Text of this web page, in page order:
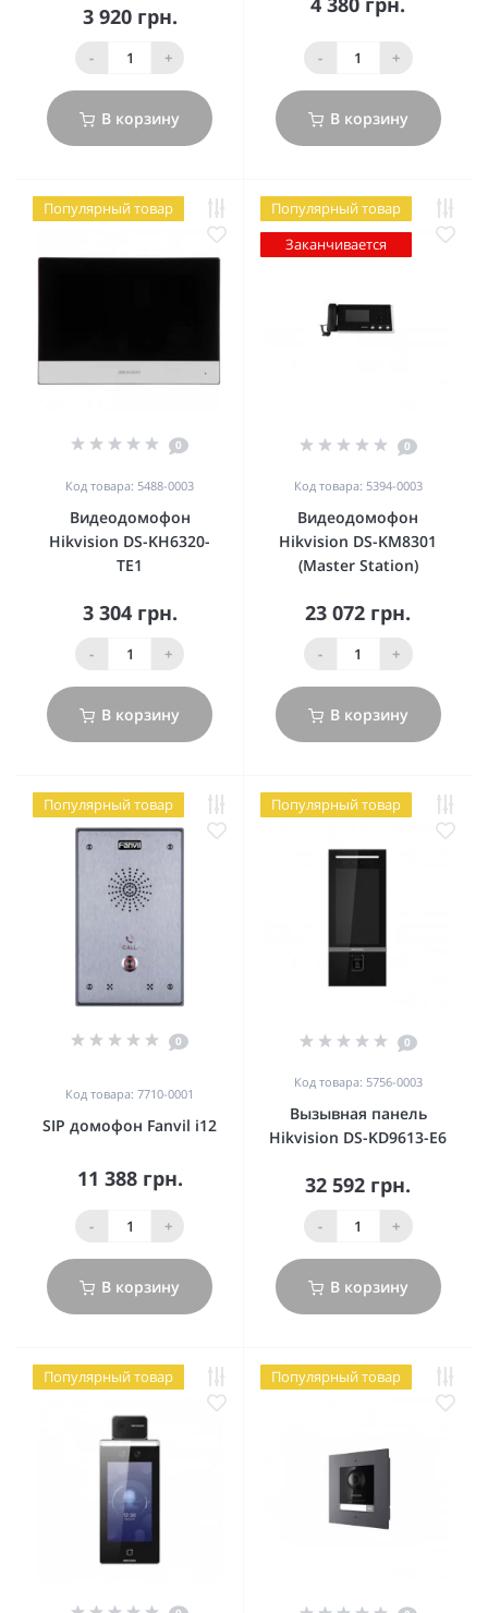
3 920 грн.
- +
В корзину
- +
В корзину
Популярный товар
0
Код товара: 5488-0003
Видеодомофон
Hikvision DS-KH6320-
TE1
3 304 грн.
- +
В корзину
Популярный товар
Заканчивается
0
Код товара: 5394-0003
Видеодомофон
Hikvision DS-KM8301
(Master Station)
23 072 грн.
- +
В корзину
Популярный товар
0
Код товара: 7710-0001
SIP домофон Fanvil i12
11 388 грн.
- +
В корзину
Популярный товар
0
Код товара: 5756-0003
Вызывная панель
Hikvision DS-KD9613-E6
32 592 грн.
- +
В корзину
Популярный товар Популярный товар